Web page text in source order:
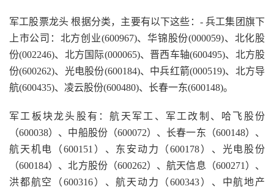
军工股票龙头 根据分类，主要有以下这些：- 兵工集团旗下
上市公司：北方创业(600967)、华锦股份(000059)、北化股
份(002246)、北方国际(000065)、晋西车轴(600495)、北方股
份(600262)、光电股份(600184)、中兵红箭(000519)、北方导
航(600435)、凌云股份(600480)、长春一东(600148)。
军工板块龙头股有：航天军工、军工改制、哈飞股份
（600038）、中船股份（600072）、长春一东（600148）、
航天机电（600151）、东安动力（600178）、光电股份
（600184）、北方股份（600262）、航天信息（600271）、
洪都航空（600316）、航天动力（600343）、中航地产